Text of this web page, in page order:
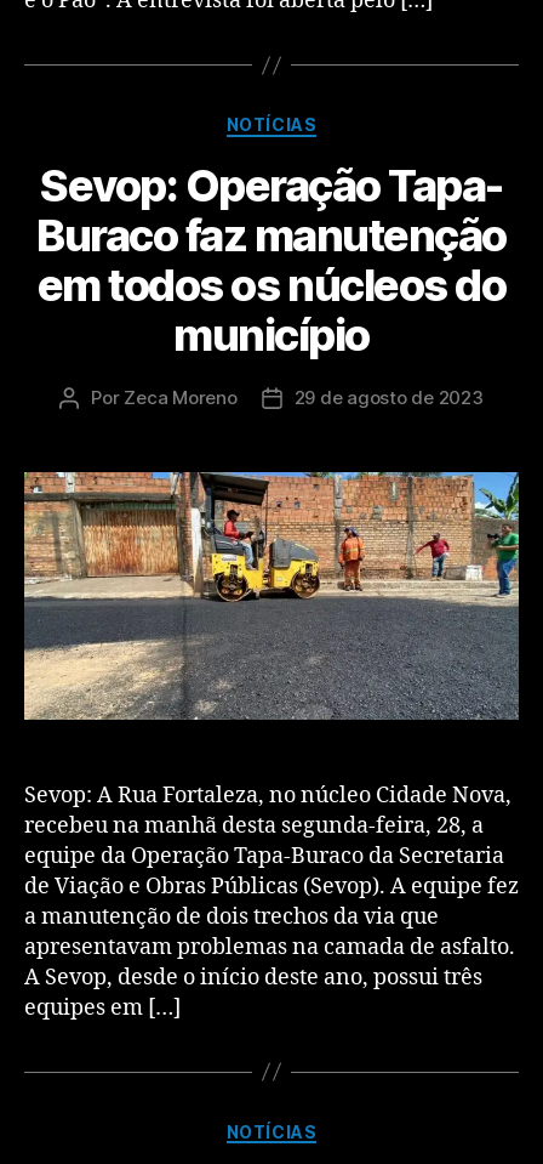
NOTÍCIAS
Sevop: Operação Tapa-
Buraco faz manutenção
em todos os núcleos do
município
Por Zeca Moreno 29 de agosto de 2023
Sevop: A Rua Fortaleza, no núcleo Cidade Nova,
recebeu na manhã desta segunda-feira, 28, a
equipe da Operação Tapa-Buraco da Secretaria
de Viação e Obras Públicas (Sevop). A equipe fez
a manutenção de dois trechos da via que
apresentavam problemas na camada de asfalto.
A Sevop, desde o início deste ano, possui três
equipes em […]
NOTÍCIAS